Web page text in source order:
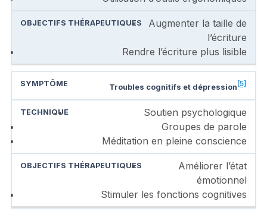
Augmenter la taille de
l’écriture
Rendre l’écriture plus lisible
Troubles cognitifs et dépression [5]
Soutien psychologique
Groupes de parole
Méditation en pleine conscience
Améliorer l’état
émotionnel
Stimuler les fonctions cognitives